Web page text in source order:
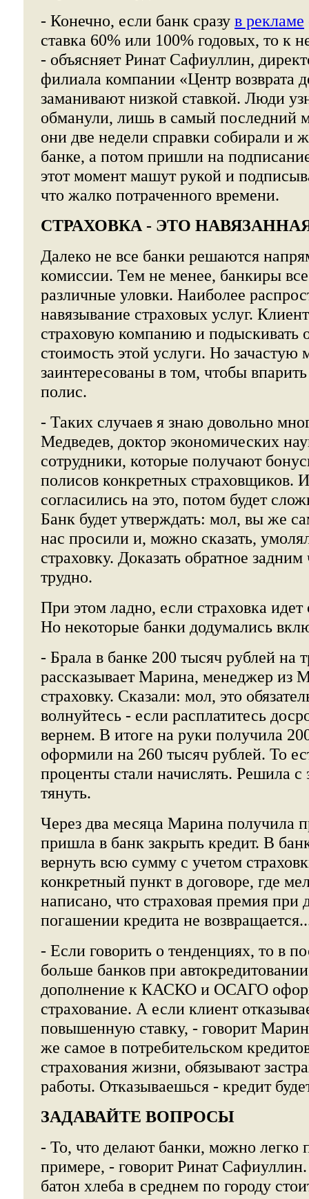
- Конечно, если банк сразу в рекламе
ставка 60% или 100% годовых, то к
- объясняет Ринат Сафиуллин,
филиала компании «Центр возврата
заманивают низкой ставкой. Люди
обманули, лишь в самый последний
они две недели справки собирали и
банке, а потом пришли на
этот момент машут рукой и
что жалко потраченного времени.
СТРАХОВКА - ЭТО
Далеко не все банки решаются
комиссии. Тем не менее, банкиры
различные уловки. Наиболее
навязывание страховых услуг.
страховую компанию и подыскивать
стоимость этой услуги. Но
заинтересованы в том, чтобы
полис.
- Таких случаев я знаю довольно
Медведев, доктор экономических
сотрудники, которые получают
полисов конкретных страховщиков.
согласились на это, потом будет
Банк будет утверждать: мол, вы же
нас просили и, можно сказать,
страховку. Доказать обратное
трудно.
При этом ладно, если страховка идет
Но некоторые банки додумались
- Брала в банке 200 тысяч рублей на
рассказывает Марина, менеджер из
страховку. Сказали: мол, это
волнуйтесь - если расплатитесь
вернем. В итоге на руки получила
оформили на 260 тысяч рублей. То
проценты стали начислять. Решила с
тянуть.
Через два месяца Марина получила
пришла в банк закрыть кредит. В
вернуть всю сумму с учетом
конкретный пункт в договоре, где
написано, что страховая премия при
погашении кредита не
- Если говорить о тенденциях, то в
больше банков при
дополнение к КАСКО и ОСАГО
страхование. А если клиент
повышенную ставку, - говорит
же самое в потребительском
страхования жизни, обязывают
работы. Отказываешься - кредит
ЗАДАВАЙТЕ ВОПРОСЫ
- То, что делают банки, можно легко
примере, - говорит Ринат Сафиуллин.
батон хлеба в среднем по городу